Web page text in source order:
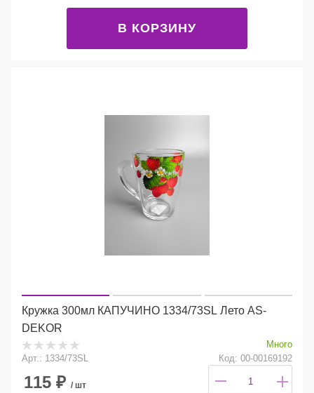
В КОРЗИНУ
Кружка 300мл КАПУЧИНО 1334/73SL Лето AS-
DEKOR
Много
Арт.: 1334/73SL
Код: 00-00169192
115 ₽ / шт